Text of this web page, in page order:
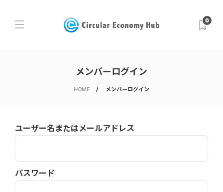
0
メンバーログイン
HOME メンバーログイン
ユーザー名またはメールアドレス
パスワード